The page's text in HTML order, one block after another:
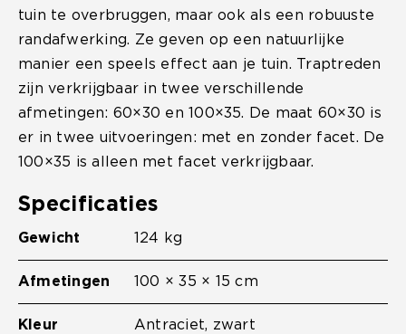
tuin te overbruggen, maar ook als een robuuste
randafwerking. Ze geven op een natuurlijke
manier een speels effect aan je tuin. Traptreden
zijn verkrijgbaar in twee verschillende
afmetingen: 60×30 en 100×35. De maat 60×30 is
er in twee uitvoeringen: met en zonder facet. De
100×35 is alleen met facet verkrijgbaar.
Specificaties
Gewicht 124 kg
Afmetingen 100 × 35 × 15 cm
Kleur Antraciet, zwart